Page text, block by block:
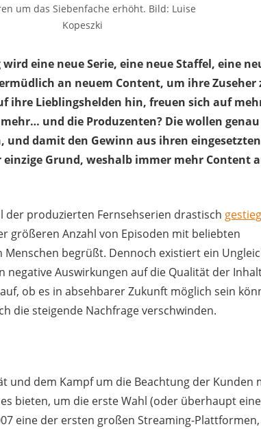
um das Siebenfache erhöht. Bild: Luise
Kopeszki
eine neue Serie, eine neue Staffel, eine
an neuem Content, um ihre Zuseher
ihre Lieblingshelden hin, freuen sich auf
und die Produzenten? Die wollen
und damit den Gewinn aus ihren
Grund, weshalb immer mehr Content
der produzierten Fernsehserien drastisch
größeren Anzahl von Episoden mit beliebten
begrüßt. Dennoch existiert ein
negative Auswirkungen auf die Qualität der
ob es in absehbarer Zukunft möglich sein
die steigende Nachfrage verschwinden.
und dem Kampf um die Beachtung der Kunden
bieten, um die erste Wahl (oder überhaupt
eine der ersten großen Streaming-